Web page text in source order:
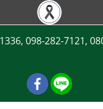
098-282-7121,